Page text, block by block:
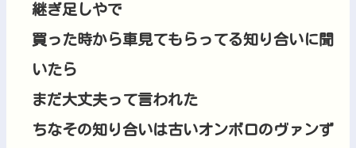
継ぎ足しやで
買った時から車見てもらってる知り合いに聞
いたら
まだ大丈夫って言われた
ちなその知り合いは古いオンボロのヴァンず